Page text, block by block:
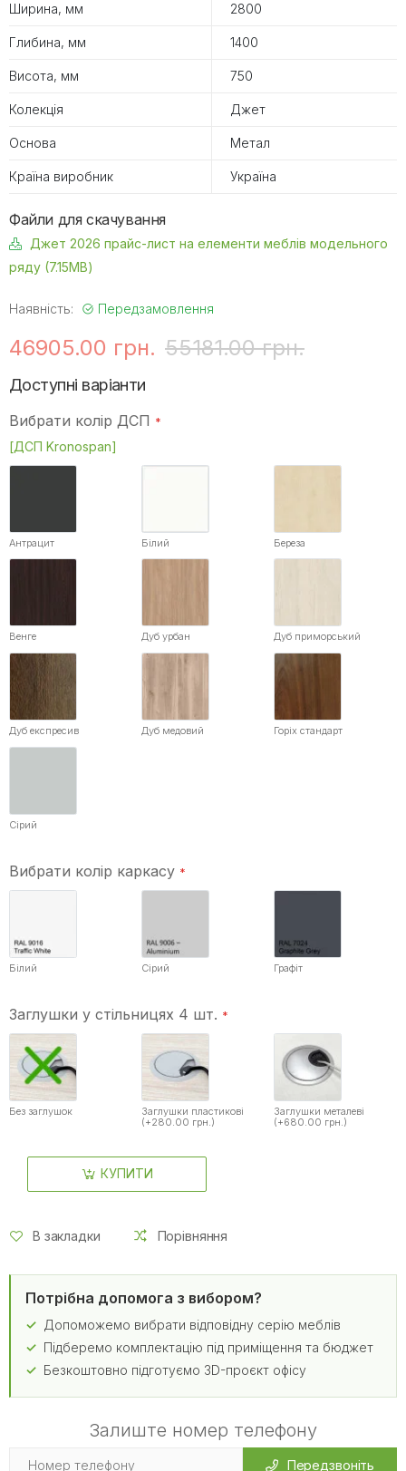
Ширина, мм 2800
Глибина, мм 1400
Висота, мм 750
Колекція Джет
Основа Метал
Країна виробник Україна
Файли для скачування
Джет 2026 прайс-лист на елементи меблів модельного
ряду (7.15MB)
Наявність: Передзамовлення
46905.00 грн. 55181.00 грн.
Доступні варіанти
Вибрати колір ДСП
[ДСП Kronospan]
Антрацит Білий Береза
Венге Дуб урбан Дуб приморський
Дуб експресив Дуб медовий Горіх стандарт
Сірий
Вибрати колір каркасу
Білий Сірий Графіт
Заглушки у стільницях 4 шт.
Без заглушок
Заглушки пластикові
(+280.00 грн.)
Заглушки металеві
(+680.00 грн.)
КУПИТИ
В закладки Порівняння
Потрібна допомога з вибором?
Допоможемо вибрати відповідну серію меблів
Підберемо комплектацію під приміщення та бюджет
Безкоштовно підготуємо 3D-проєкт офісу
Залиште номер телефону
Передзвоніть